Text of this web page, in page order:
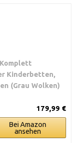
Kinderbetten,
(Grau Wolken)
179,99 €
Bei Amazon
ansehen